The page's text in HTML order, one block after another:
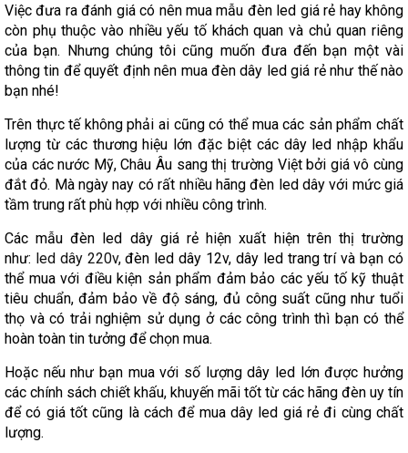
Việc đưa ra đánh giá có nên mua mẫu đèn led giá rẻ hay không
còn phụ thuộc vào nhiều yếu tố khách quan và chủ quan riêng
của bạn. Nhưng chúng tôi cũng muốn đưa đến bạn một vài
thông tin để quyết định nên mua đèn dây led giá rẻ như thế nào
bạn nhé!
Trên thực tế không phải ai cũng có thể mua các sản phẩm chất
lượng từ các thương hiệu lớn đặc biệt các dây led nhập khẩu
của các nước Mỹ, Châu Âu sang thị trường Việt bởi giá vô cùng
đắt đỏ. Mà ngày nay có rất nhiều hãng đèn led dây với mức giá
tầm trung rất phù hợp với nhiều công trình.
Các mẫu đèn led dây giá rẻ hiện xuất hiện trên thị trường
như: led dây 220v, đèn led dây 12v, dây led trang trí và bạn có
thể mua với điều kiện sản phẩm đảm bảo các yếu tố kỹ thuật
tiêu chuẩn, đảm bảo về độ sáng, đủ công suất cũng như tuổi
thọ và có trải nghiệm sử dụng ở các công trình thì bạn có thể
hoàn toàn tin tưởng để chọn mua.
Hoặc nếu như bạn mua với số lượng dây led lớn được hưởng
các chính sách chiết khấu, khuyến mãi tốt từ các hãng đèn uy tín
để có giá tốt cũng là cách để mua dây led giá rẻ đi cùng chất
lượng.